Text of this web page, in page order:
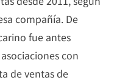
compañía. De
fue antes
con
de ventas de